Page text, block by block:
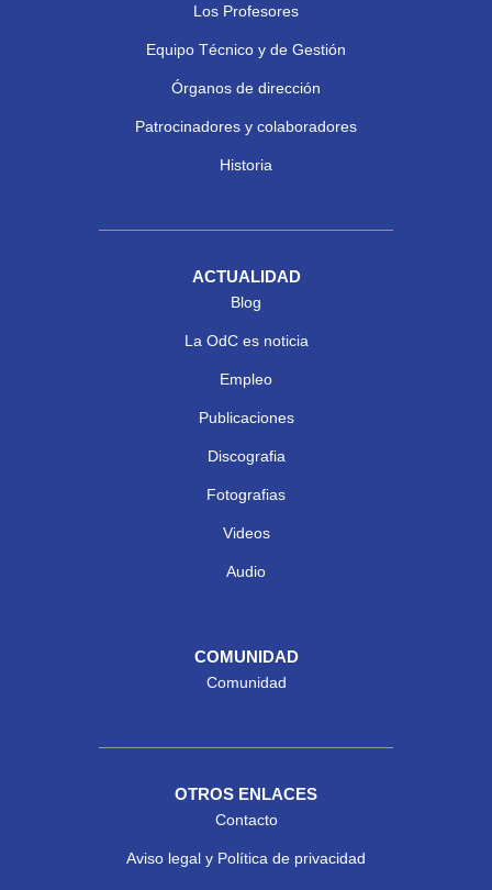
Los Profesores
Equipo Técnico y de Gestión
Órganos de dirección
Patrocinadores y colaboradores
Historia
ACTUALIDAD
Blog
La OdC es noticia
Empleo
Publicaciones
Discografia
Fotografias
Videos
Audio
COMUNIDAD
Comunidad
OTROS ENLACES
Contacto
Aviso legal y Política de privacidad